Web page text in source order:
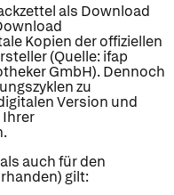
als Download
Kopien der offiziellen
(Quelle: ifap
GmbH). Dennoch
zu
Version und
Ihrer
auch für den
gilt: